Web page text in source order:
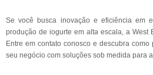
Se você busca inovação e eficiência em
produção de iogurte em alta escala, a West
Entre em contato conosco e descubra
seu negócio com soluções sob medida para